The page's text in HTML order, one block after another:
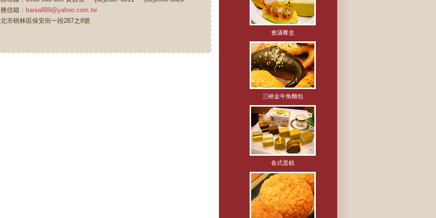
信箱： bania889@yahoo.com.tw
市樹林區保安街一段287之8號
會議餐盒
三峽金牛角麵包
各式蛋糕